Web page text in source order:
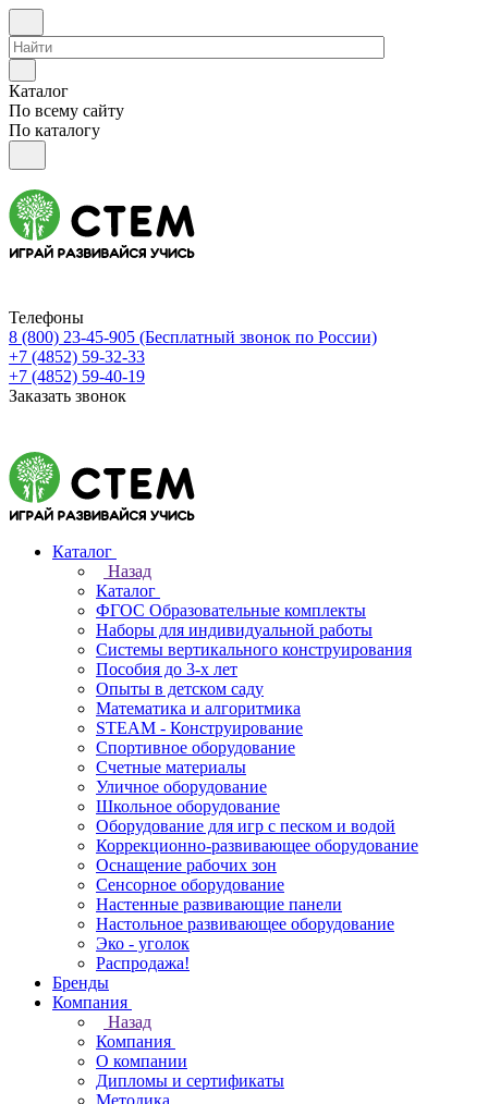
Каталог
По всему сайту
По каталогу
Телефоны
8 (800) 23-45-905 (Бесплатный звонок по России)
+7 (4852) 59-32-33
+7 (4852) 59-40-19
Заказать звонок
Каталог
Назад
Каталог
ФГОС Образовательные комплекты
Наборы для индивидуальной работы
Системы вертикального конструирования
Пособия до 3-х лет
Опыты в детском саду
Математика и алгоритмика
STEAM - Конструирование
Спортивное оборудование
Счетные материалы
Уличное оборудование
Школьное оборудование
Оборудование для игр с песком и водой
Коррекционно‑развивающее оборудование
Оснащение рабочих зон
Сенсорное оборудование
Настенные развивающие панели
Настольное развивающее оборудование
Эко - уголок
Распродажа!
Бренды
Компания
Назад
Компания
О компании
Дипломы и сертификаты
Методика